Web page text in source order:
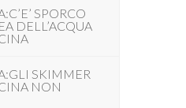
SPORCO
DELL’ACQUA
SKIMMER
NON